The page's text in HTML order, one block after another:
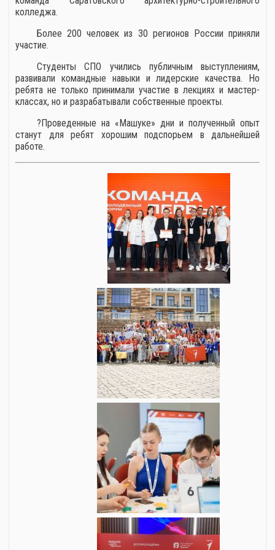
колледжа.
Более 200 человек из 30 регионов России приняли
участие.
Студенты СПО учились публичным выступлениям,
развивали командные навыки и лидерские качества. Но
ребята не только принимали участие в лекциях и мастер-
классах, но и разрабатывали собственные проекты.
?Проведенные на «Машуке» дни и полученный опыт
станут для ребят хорошим подспорьем в дальнейшей
работе.